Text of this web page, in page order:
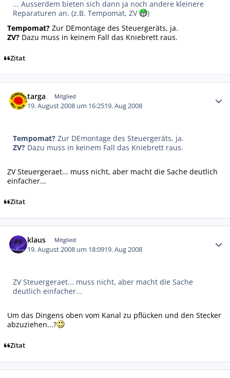
... Ausserdem bieten sich dann ja noch andere kleinere
Reparaturen an. (z.B. Tempomat, ZV
)
Tempomat? Zur DEmontage des Steuergeräts, ja.
ZV? Dazu muss in keinem Fall das Kniebrett raus.
Zitat
targa Mitglied
19. August 2008 um 16:2519. Aug 2008
Tempomat? Zur DEmontage des Steuergeräts, ja.
ZV? Dazu muss in keinem Fall das Kniebrett raus.
ZV Steuergeraet... muss nicht, aber macht die Sache deutlich
einfacher...
Zitat
klaus Mitglied
19. August 2008 um 18:0919. Aug 2008
ZV Steuergeraet... muss nicht, aber macht die Sache
deutlich einfacher...
Um das Dingens oben vom Kanal zu pflücken und den Stecker
abzuziehen...?
Zitat